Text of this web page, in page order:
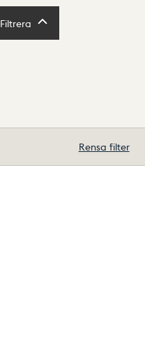
Filtrera
Rensa filter